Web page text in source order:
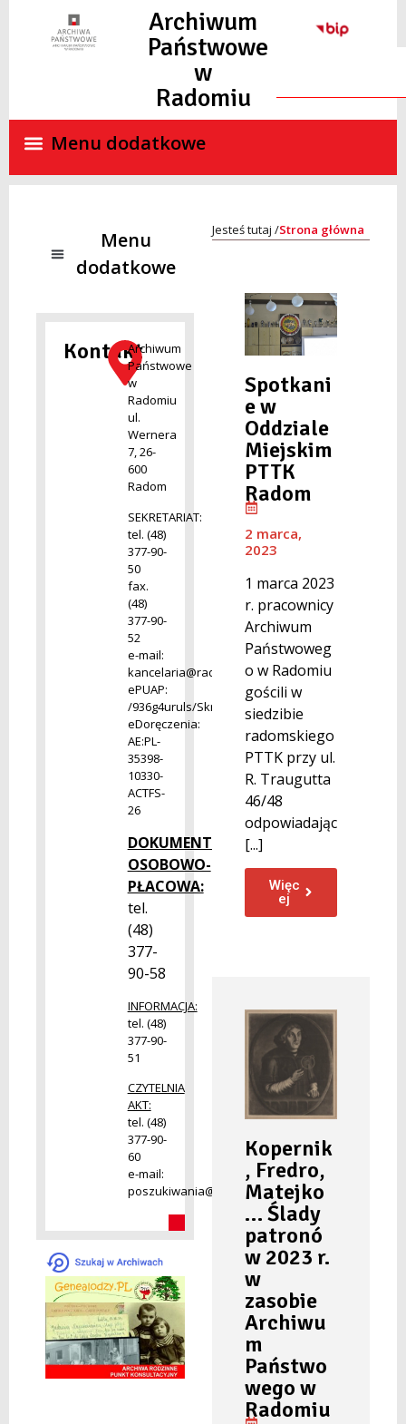
Archiwum
Państwowe
w
Radomiu
KontaktArchiwum
Państwowe
w
Radomiu
ul.
Wernera
7, 26-
600
Radom
SEKRETARIAT:
tel. (48)
377-90-
50
fax.
(48)
377-90-
52
e-mail:
kancelaria@radom.archiwa.gov.pl
ePUAP:
/936g4uruls/SkrytkaESP
eDoręczenia:
AE:PL-
35398-
10330-
ACTFS-
26
DOKUMENTACJA
OSOBOWO-
PŁACOWA:
tel.
(48)
377-
90-58
INFORMACJA:
tel. (48)
377-90-
51
CZYTELNIA
AKT:
tel. (48)
377-90-
60
e-mail:
poszukiwania@radom.archiwa.gov.pl
Strona główna
Spotkani
e w
Oddziale
Miejskim
PTTK
Radom
2 marca,
2023
1 marca 2023
r. pracownicy
Archiwum
Państwoweg
o w Radomiu
gościli w
siedzibie
radomskiego
PTTK przy ul.
R. Traugutta
46/48
odpowiadając
[...]
Więc
ej
Kopernik
, Fredro,
Matejko
… Ślady
patronó
w 2023 r.
w
zasobie
Archiwu
m
Państwo
wego w
Radomiu